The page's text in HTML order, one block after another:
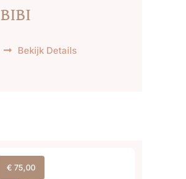
BIBI
Bekijk Details
€ 75,00